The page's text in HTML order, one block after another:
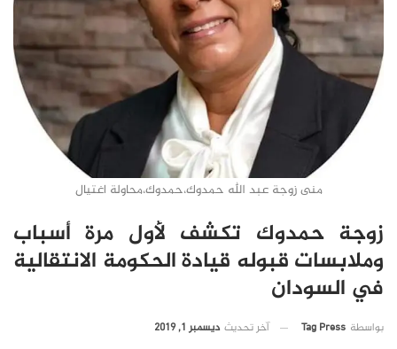
منى زوجة عبد الله حمدوك،حمدوك،محاولة اغتيال
زوجة حمدوك تكشف لأول مرة أسباب
وملابسات قبوله قيادة الحكومة الانتقالية
في السودان
بواسطة Tag Press آخر تحديث ديسمبر 1, 2019